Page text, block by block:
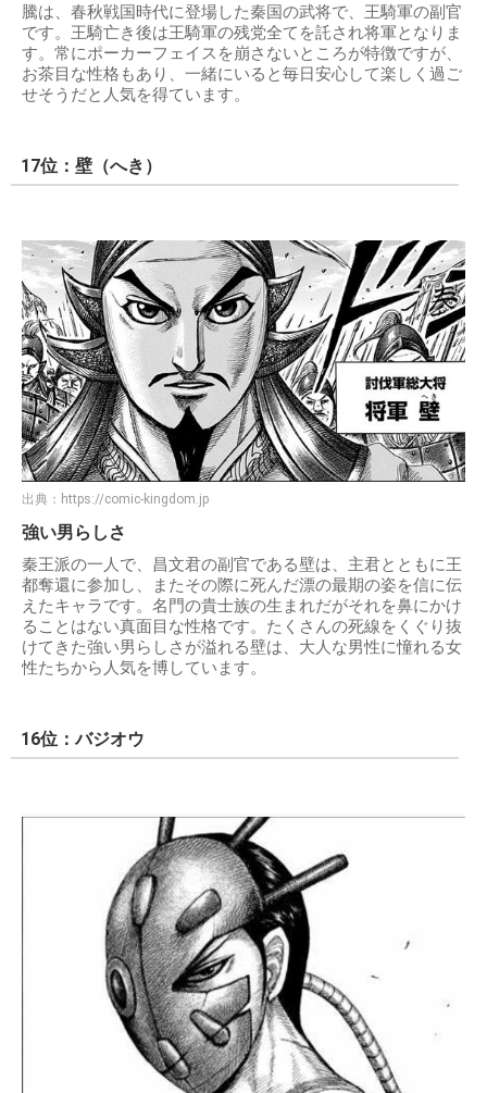
騰は、春秋戦国時代に登場した秦国の武将で、王騎軍の副官
です。王騎亡き後は王騎軍の残党全てを託され将軍となりま
す。常にポーカーフェイスを崩さないところが特徴ですが、
お茶目な性格もあり、一緒にいると毎日安心して楽しく過ご
せそうだと人気を得ています。
17位：壁（へき）
出典： https://comic-kingdom.jp
強い男らしさ
秦王派の一人で、昌文君の副官である壁は、主君とともに王
都奪還に参加し、またその際に死んだ漂の最期の姿を信に伝
えたキャラです。名門の貴士族の生まれだがそれを鼻にかけ
ることはない真面目な性格です。たくさんの死線をくぐり抜
けてきた強い男らしさが溢れる壁は、大人な男性に憧れる女
性たちから人気を博しています。
16位：バジオウ